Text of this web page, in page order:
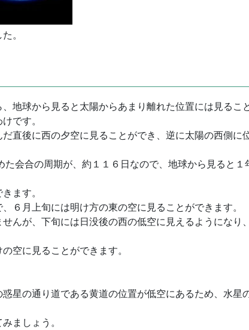
。
地球から見ると太陽からあまり離れた位置には見るこ
です。
直後に西の夕空に見ることができ、逆に太陽の西側に
会合の周期が、約１１６日なので、地球から見ると
ます。
６月上旬には明け方の東の空に見ることができます。
んが、下旬には日没後の西の低空に見えるようになり
空に見ることができます。
星の通り道である黄道の位置が低空にあるため、水星
ましょう。